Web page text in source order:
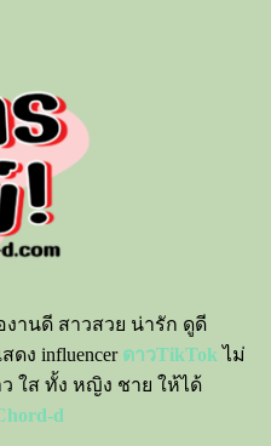
านดี สาวสวย น่ารัก ดูดี
ง influencer ดาวTikTok ไม่
ใส ทั้ง หญิง ชาย ให้ได้
d